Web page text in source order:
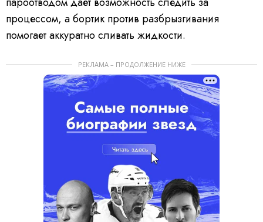
процессом, а бортик против разбрызгивания
помогает аккуратно сливать жидкости.
РЕКЛАМА – ПРОДОЛЖЕНИЕ НИЖЕ